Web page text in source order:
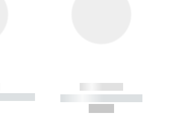
--------
------------
----------- -----------